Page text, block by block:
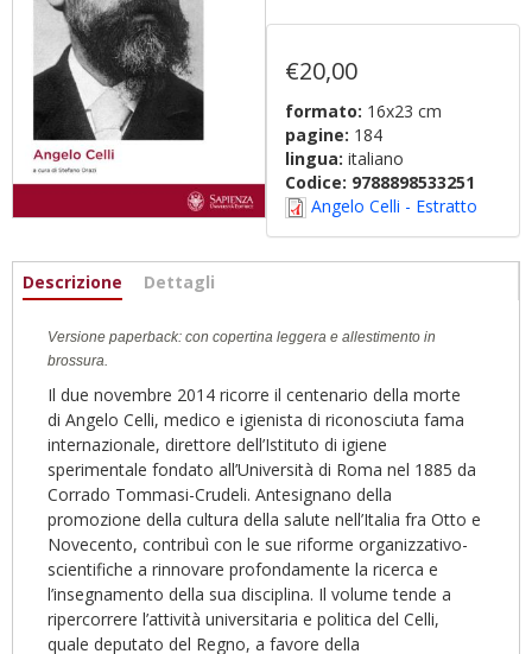
€20,00
formato: 16x23 cm
pagine: 184
lingua: italiano
Codice: 9788898533251
Angelo Celli - Estratto
Informazioni
Descrizione (scheda
Dettagli
Versione paperback: con copertina leggera e allestimento in
brossura.
Il due novembre 2014 ricorre il centenario della morte
di Angelo Celli, medico e igienista di riconosciuta fama
internazionale, direttore dell’Istituto di igiene
sperimentale fondato all’Università di Roma nel 1885 da
Corrado Tommasi-Crudeli. Antesignano della
promozione della cultura della salute nell’Italia fra Otto e
Novecento, contribuì con le sue riforme organizzativo-
scientifiche a rinnovare profondamente la ricerca e
l’insegnamento della sua disciplina. Il volume tende a
ripercorrere l’attività universitaria e politica del Celli,
quale deputato del Regno, a favore della